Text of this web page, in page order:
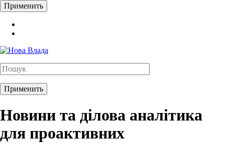
Новини та ділова аналітика
для проактивних